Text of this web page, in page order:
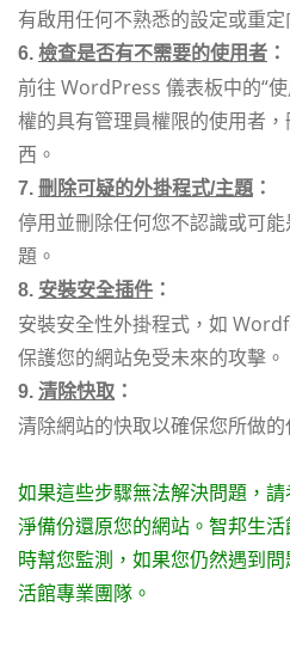
有啟用任何不熟悉的設定或重定
6. 檢查是否有不需要的使用者 ：
前往 WordPress 儀表板中的“
權的具有管理員權限的使用者
西。
7. 刪除可疑的外掛程式/主題 ：
停用並刪除任何您不認識或可
題。
8. 安裝安全插件 ：
安裝安全性外掛程式，如
保護您的網站免受未來的攻擊。
9. 清除快取 ：
清除網站的快取以確保您所做的
如果這些步驟無法解決問題，
淨備份還原您的網站。智邦生活
時幫您監測，如果您仍然遇到
活館專業團隊。